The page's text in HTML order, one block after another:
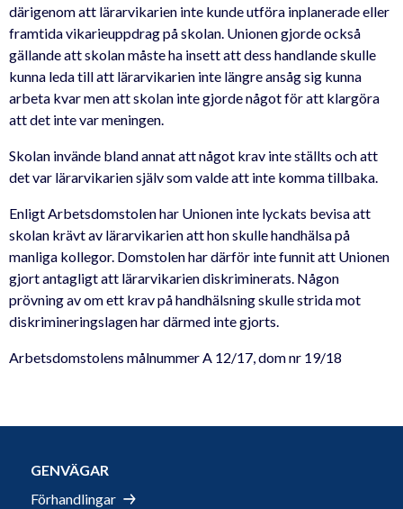
därigenom att lärarvikarien inte kunde utföra inplanerade eller
framtida vikarieuppdrag på skolan. Unionen gjorde också
gällande att skolan måste ha insett att dess handlande skulle
kunna leda till att lärarvikarien inte längre ansåg sig kunna
arbeta kvar men att skolan inte gjorde något för att klargöra
att det inte var meningen.
Skolan invände bland annat att något krav inte ställts och att
det var lärarvikarien själv som valde att inte komma tillbaka.
Enligt Arbetsdomstolen har Unionen inte lyckats bevisa att
skolan krävt av lärarvikarien att hon skulle handhälsa på
manliga kollegor. Domstolen har därför inte funnit att Unionen
gjort antagligt att lärarvikarien diskriminerats. Någon
prövning av om ett krav på handhälsning skulle strida mot
diskrimineringslagen har därmed inte gjorts.
Arbetsdomstolens målnummer A 12/17, dom nr 19/18
GENVÄGAR
Förhandlingar